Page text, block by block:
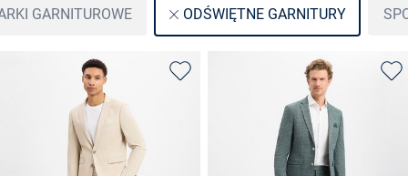
GARNITUROWE ODŚWIĘTNE GARNITURY